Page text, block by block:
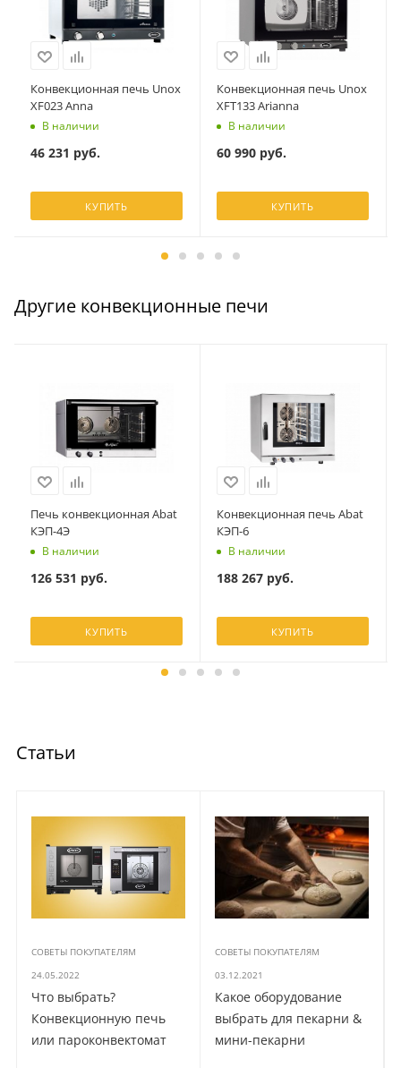
Конвекционная печь Unox
XF023 Anna
В наличии
46 231 руб.
КУПИТЬ
Конвекционная печь Unox
XFT133 Arianna
В наличии
60 990руб.
КУПИТЬ
Другие конвекционные печи
Печь конвекционная Abat
КЭП-4Э
В наличии
126 531 руб.
КУПИТЬ
Конвекционная печь Abat
КЭП-6
В наличии
188 267руб.
КУПИТЬ
Статьи
СОВЕТЫ ПОКУПАТЕЛЯМ
24.05.2022
Что выбрать?
Конвекционную печь
или пароконвектомат
СОВЕТЫ ПОКУПАТЕЛЯМ
03.12.2021
Какое оборудование
выбрать для пекарни &
мини-пекарни